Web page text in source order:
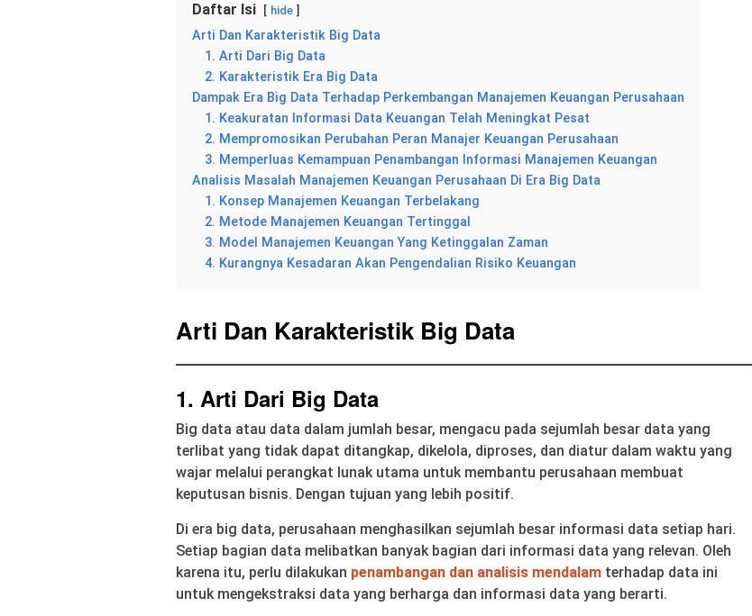
Daftar Isi hide
Arti Dan Karakteristik Big Data
1. Arti Dari Big Data
2. Karakteristik Era Big Data
Dampak Era Big Data Terhadap Perkembangan Manajemen Keuangan Perusahaan
1. Keakuratan Informasi Data Keuangan Telah Meningkat Pesat
2. Mempromosikan Perubahan Peran Manajer Keuangan Perusahaan
3. Memperluas Kemampuan Penambangan Informasi Manajemen Keuangan
Analisis Masalah Manajemen Keuangan Perusahaan Di Era Big Data
1. Konsep Manajemen Keuangan Terbelakang
2. Metode Manajemen Keuangan Tertinggal
3. Model Manajemen Keuangan Yang Ketinggalan Zaman
4. Kurangnya Kesadaran Akan Pengendalian Risiko Keuangan
Arti Dan Karakteristik Big Data
1. Arti Dari Big Data
Big data atau data dalam jumlah besar, mengacu pada sejumlah besar data yang
terlibat yang tidak dapat ditangkap, dikelola, diproses, dan diatur dalam waktu yang
wajar melalui perangkat lunak utama untuk membantu perusahaan membuat
keputusan bisnis. Dengan tujuan yang lebih positif.
Di era big data, perusahaan menghasilkan sejumlah besar informasi data setiap hari.
Setiap bagian data melibatkan banyak bagian dari informasi data yang relevan. Oleh
karena itu, perlu dilakukan penambangan dan analisis mendalam terhadap data ini
untuk mengekstraksi data yang berharga dan informasi data yang berarti.